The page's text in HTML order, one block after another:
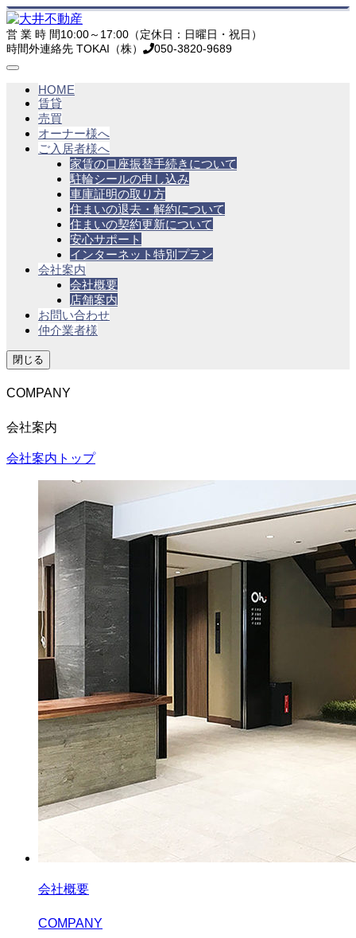
営 業 時 間10:00～17:00（定休日：日曜日・祝日）
時間外連絡先 TOKAI（株）
050-3820-9689
HOME
賃貸
売買
オーナー様へ
ご入居者様へ
家賃の口座振替手続きについて
駐輪シールの申し込み
車庫証明の取り方
住まいの退去・解約について
住まいの契約更新について
安心サポート
インターネット特別プラン
会社案内
会社概要
店舗案内
お問い合わせ
仲介業者様
閉じる
COMPANY
会社案内
会社案内トップ
会社概要
COMPANY